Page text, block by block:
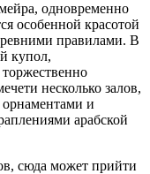
одновременно
особенной красотой
правилами. В
купол,
несколько залов,
и
арабской
сюда может прийти